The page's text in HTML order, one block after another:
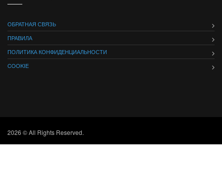
ОБРАТНАЯ СВЯЗЬ
ПРАВИЛА
ПОЛИТИКА КОНФИДЕНЦИАЛЬНОСТИ
COOKIE
2026 © All Rights Reserved.